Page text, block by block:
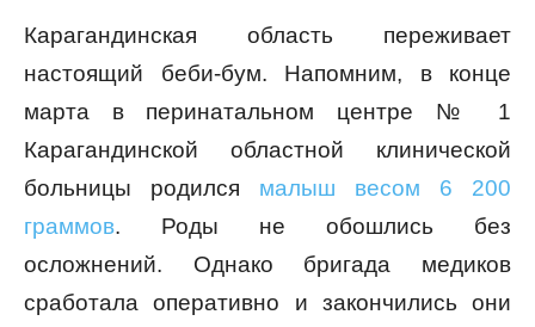
Карагандинская область переживает
настоящий беби-бум. Напомним, в конце
марта в перинатальном центре № 1
Карагандинской областной клинической
больницы родился малыш весом 6 200
граммов. Роды не обошлись без
осложнений. Однако бригада медиков
сработала оперативно и закончились они